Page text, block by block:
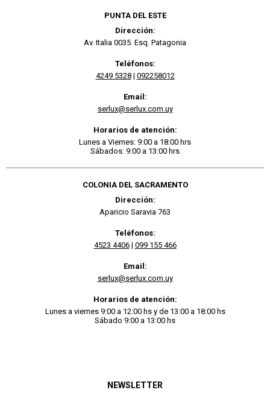
NEWSLETTER
PUNTA DEL ESTE
Dirección:
Av. Italia 0035. Esq. Patagonia
Teléfonos:
4249 5328| 092258012
Email:
serlux@serlux.com.uy
Horarios de atención:
Lunes a Viernes: 9:00 a 18:00 hrs
Sábados: 9:00 a 13:00 hrs
COLONIA DEL SACRAMENTO
Dirección:
Aparicio Saravia 763
Teléfonos:
4523 4406| 099 155 466
Email:
serlux@serlux.com.uy
Horarios de atención:
Lunes a viernes 9:00 a 12:00 hs y de 13:00 a 18:00 hs
Sábado 9:00 a 13:00 hs